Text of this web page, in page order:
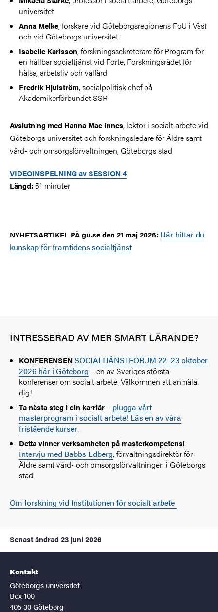
universitet
Anna Melke, forskare vid Göteborgsregionens FoU i Väst
och vid Göteborgs universitet
Isabelle Karlsson, forskningssekreterare för Program för
en hållbar socialtjänst vid Forte, Forskningsrådet för
hälsa, arbetsliv och välfärd
Fredrik Hjulström, socialpolitisk chef på
Akademikerförbundet SSR
Avslutning med Hanna Mac Innes, lektor i socialt arbete vid
Göteborgs universitet och forskningsledare för Äldre samt
vård- och omsorgsförvaltningen, Göteborgs stad
VIDEOINSPELNING av SESSION 4
Längd: 51 minuter
NYHETSARTIKEL PÅ gu.se den 21 maj 2026: Här hittar du
kunskap för framtidens socialtjänst
INTRESSERAD AV MER SMART LÄRANDE?
KONFERENSENSOCIALTJÄNSTFORUM 22–23 oktober
2026 här i Göteborg – en av Sveriges största
konferenser om socialt arbete. Välkommen att anmäla
dig!
Ta nästa steg i din karriär – plugga vårt
masterprogram i socialt arbete! Läs en av våra
fristående kurser.
Detta vinner verksamheten på masterkompetens!
Intervju med Babbs Edberg,förvaltningsdirektör för
Äldre samt vård- och omsorgsförvaltningen i Göteborgs
stad.
Om forskning vid Institutionen för socialt arbete
Senast ändrad 23 juni 2026
Kontakt
Göteborgs universitet
Box 100
405 30 Göteborg